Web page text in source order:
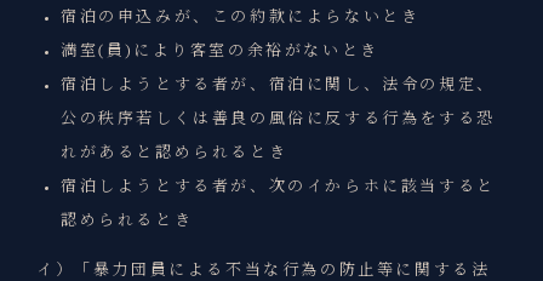
宿泊の申込みが、この約款によらないとき
満室(員)により客室の余裕がないとき
宿泊しようとする者が、宿泊に関し、法令の規定、
公の秩序若しくは善良の風俗に反する行為をする恐
れがあると認められるとき
宿泊しようとする者が、次のイからホに該当すると
認められるとき
イ）「暴力団員による不当な行為の防止等に関する法